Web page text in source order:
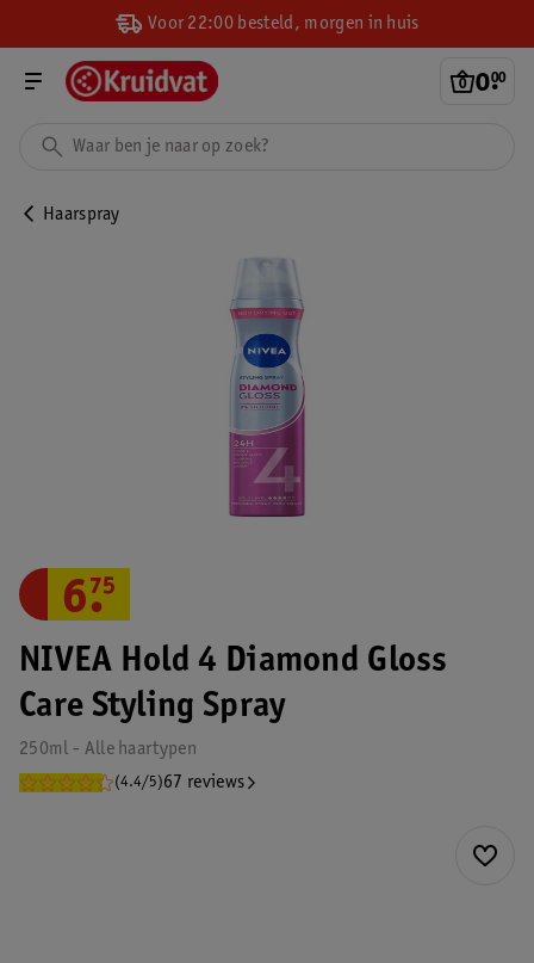
Voor 22:00 besteld, morgen in huis
0.
00
Haarspray
NIVEA Hold 4 Diamond Gloss
Care Styling Spray
250ml - Alle haartypen
(4.4/5)67 reviews
6.
75